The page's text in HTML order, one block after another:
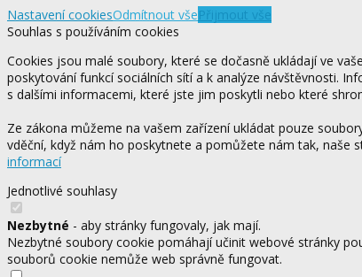
Nastavení cookiesOdmítnout všePřijmout vše
Souhlas s používáním cookies
Cookies jsou malé soubory, které se dočasně ukládají ve
poskytování funkcí sociálních sítí a k analýze návštěvnosti.
s dalšími informacemi, které jste jim poskytli nebo které
Ze zákona můžeme na vašem zařízení ukládat pouze
vděční, když nám ho poskytnete a pomůžete nám tak, naše
informací
Jednotlivé souhlasy
Nezbytné - aby stránky fungovaly, jak mají.
Nezbytné soubory cookie pomáhají učinit webové stránky
souborů cookie nemůže web správně fungovat.